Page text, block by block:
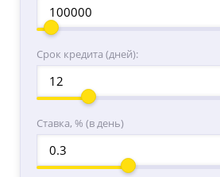
Срок кредита (дней):
Ставка, % (в день)